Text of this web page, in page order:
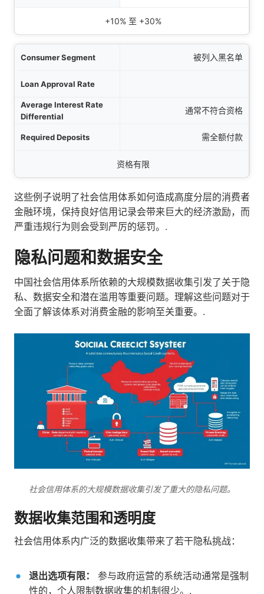
+10% 至 +30%
被列入黑名单
通常不符合资格
需全额付款
资格有限
这些例子说明了社会信用体系如何造成高度分层的消费者
金融环境，保持良好信用记录会带来巨大的经济激励，而
严重违规行为则会受到严厉的惩罚。.
隐私问题和数据安全
中国社会信用体系所依赖的大规模数据收集引发了关于隐
私、数据安全和潜在滥用等重要问题。理解这些问题对于
全面了解该体系对消费金融的影响至关重要。.
社会信用体系的大规模数据收集引发了重大的隐私问题。
数据收集范围和透明度
社会信用体系内广泛的数据收集带来了若干隐私挑战：
退出选项有限：
参与政府运营的系统活动通常是强制
性的，个人限制数据收集的机制很少。.